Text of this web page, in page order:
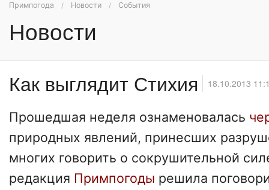
Примпогода Новости События
Новости
Как выглядит Стихия 18.10.2013
Прошедшая неделя ознаменовалась
природных явлений, принесших
многих говорить о сокрушительной
редакция Примпогоды решила